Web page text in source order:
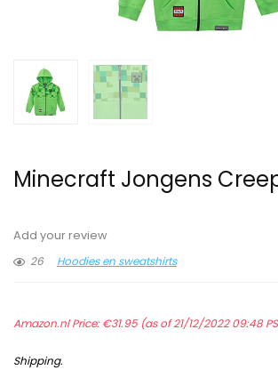
Minecraft Jongens
Add your review
26
Hoodies en sweatshirts
Amazon.nl Price:€31.95(as of 21/12/2022 09:48
Shipping.